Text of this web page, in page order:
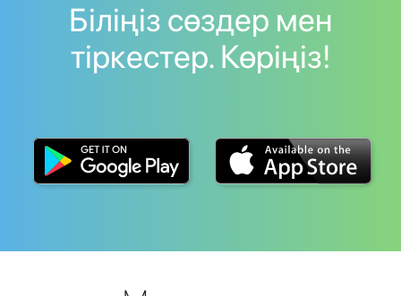
Біліңіз сөздер мен
тіркестер. Көріңіз!